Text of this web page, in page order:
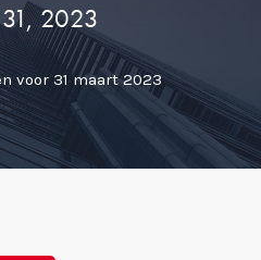
2023
voor 31 maart 2023